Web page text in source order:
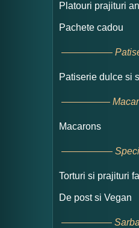
Platouri prajituri
Pachete cadou
Patiserie dulce si
Macarons
Torturi si prajituri
De post si Vegan